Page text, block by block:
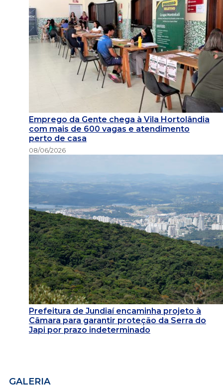
Emprego da Gente chega à Vila Hortolândia
com mais de 600 vagas e atendimento
perto de casa
08/06/2026
Prefeitura de Jundiaí encaminha projeto à
Câmara para garantir proteção da Serra do
Japi por prazo indeterminado
GALERIA